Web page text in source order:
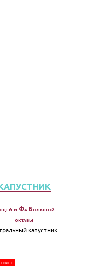
и Фа Большой
октавы
капустник
БИЛЕТ